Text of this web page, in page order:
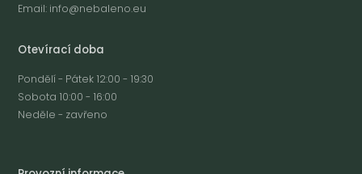
Email: info@nebaleno.eu
Otevírací doba
Pondělí - Pátek 12:00 - 19:30
Sobota 10:00 - 16:00
Neděle - zavřeno